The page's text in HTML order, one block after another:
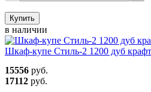
Купить
в наличии
Шкаф-купе Стиль-2 1200 дуб
15556 руб.
17112 руб.